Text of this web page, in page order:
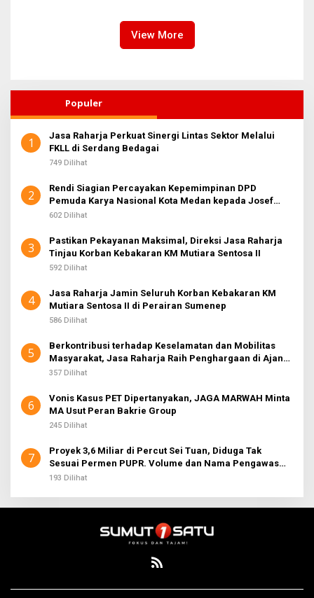
Awards 2026
View More
Populer
1
Jasa Raharja Perkuat Sinergi Lintas Sektor Melalui
FKLL di Serdang Bedagai
749 Dilihat
2
Rendi Siagian Percayakan Kepemimpinan DPD
Pemuda Karya Nasional Kota Medan kepada Josef
Sembiring
602 Dilihat
3
Pastikan Pekayanan Maksimal, Direksi Jasa Raharja
Tinjau Korban Kebakaran KM Mutiara Sentosa II
592 Dilihat
4
Jasa Raharja Jamin Seluruh Korban Kebakaran KM
Mutiara Sentosa II di Perairan Sumenep
586 Dilihat
5
Berkontribusi terhadap Keselamatan dan Mobilitas
Masyarakat, Jasa Raharja Raih Penghargaan di Ajang
Transportasi Indonesia Awards 2026
357 Dilihat
6
Vonis Kasus PET Dipertanyakan, JAGA MARWAH Minta
MA Usut Peran Bakrie Group
245 Dilihat
7
Proyek 3,6 Miliar di Percut Sei Tuan, Diduga Tak
Sesuai Permen PUPR. Volume dan Nama Pengawas
Tidak Tercantum di Papan Informasi
193 Dilihat